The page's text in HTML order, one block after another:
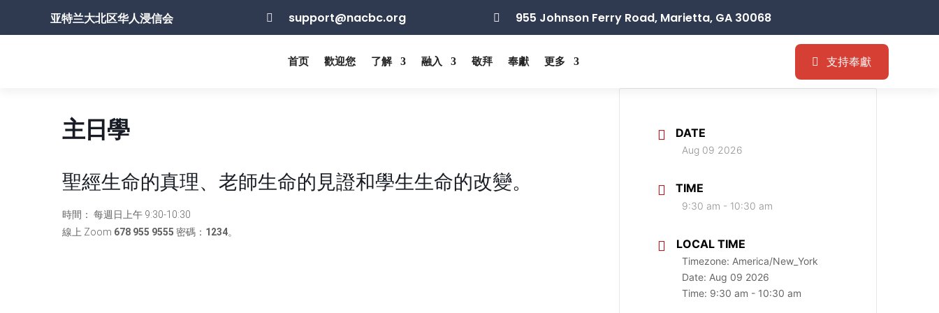
亚特兰大北区华人浸信会  support@nacbc.org  955 Johnson Ferry Road, Marietta, GA 30068
首页 歡迎您 了解 融入 敬拜 奉獻 更多 支持奉獻
主日學
聖經生命的真理、老師生命的見證和學生生命的改變。
時間： 每週日上午 9:30-10:30
線上 Zoom 678 955 9555 密碼： 1234。
DATE
Aug 09 2026
TIME
9:30 am - 10:30 am
LOCAL TIME
Timezone: America/New_York
Date: Aug 09 2026
Time: 9:30 am - 10:30 am